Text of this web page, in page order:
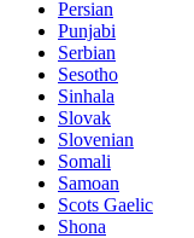
Persian
Punjabi
Serbian
Sesotho
Sinhala
Slovak
Slovenian
Somali
Samoan
Scots Gaelic
Shona